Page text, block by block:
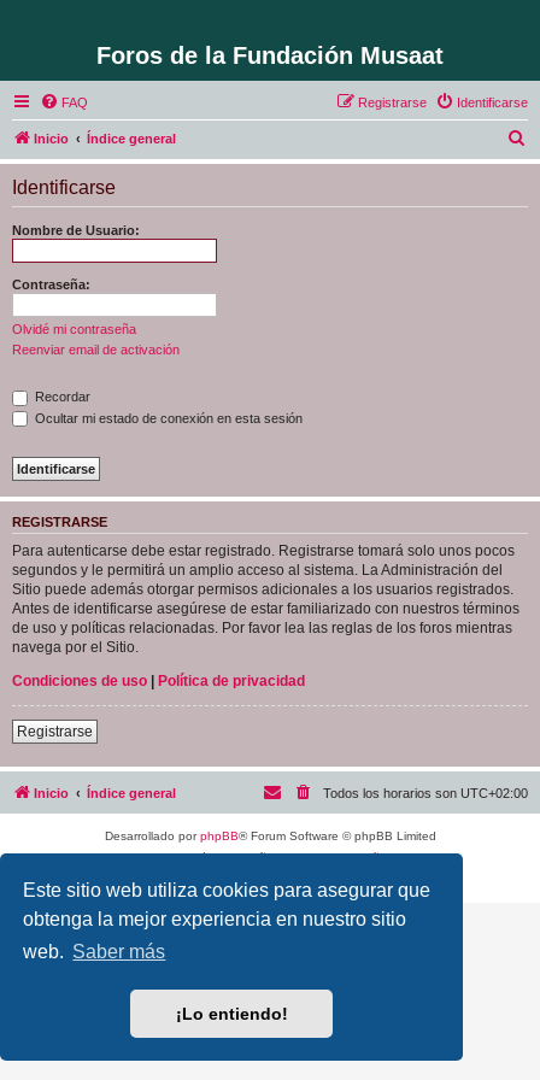
Este sitio web utiliza cookies para asegurar que
obtenga la mejor experiencia en nuestro sitio
web. Saber más
¡Lo entiendo!
Foros de la Fundación Musaat
FAQ Identificarse
Registrarse
Inicio Índice general
u
Identificarse
Nombre de Usuario:
Contraseña:
Olvidé mi contraseña
Reenviar email de activación
Recordar
Ocultar mi estado de conexión en esta sesión
REGISTRARSE
Para autenticarse debe estar registrado. Registrarse tomará solo unos pocos
segundos y le permitirá un amplio acceso al sistema. La Administración del
Sitio puede además otorgar permisos adicionales a los usuarios registrados.
Antes de identificarse asegúrese de estar familiarizado con nuestros términos
de uso y políticas relacionadas. Por favor lea las reglas de los foros mientras
navega por el Sitio.
Condiciones de uso | Política de privacidad
Registrarse
Inicio Índice general Todos los horarios son UTC+02:00
Desarrollado porphpBB® Forum Software © phpBB Limited
Traducción al español porphpBB España